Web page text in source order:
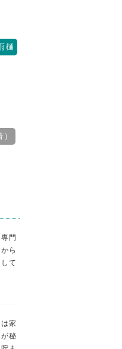
樋
門
ら
て
家
秘